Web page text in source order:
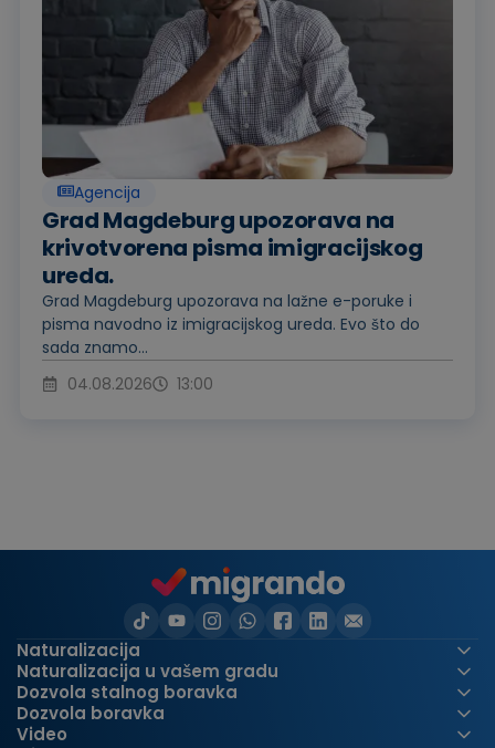
Agencija
Grad Magdeburg upozorava na
krivotvorena pisma imigracijskog
ureda.
Grad Magdeburg upozorava na lažne e-poruke i
pisma navodno iz imigracijskog ureda. Evo što do
sada znamo...
04.08.2026
13:00
Naturalizacija
Naturalizacija u vašem gradu
Dozvola stalnog boravka
Dozvola boravka
Video